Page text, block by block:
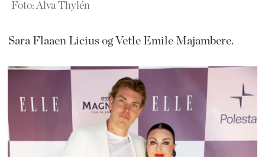
Foto: Alva Thylén
Sara Flaaen Licius og Vetle Emile Majambere.